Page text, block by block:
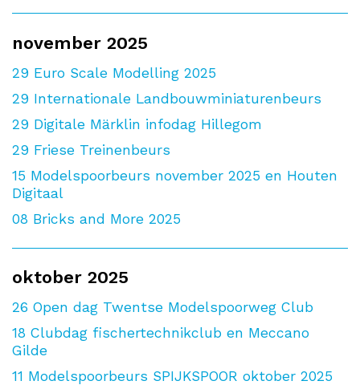
november 2025
29 Euro Scale Modelling 2025
29 Internationale Landbouwminiaturenbeurs
29 Digitale Märklin infodag Hillegom
29 Friese Treinenbeurs
15 Modelspoorbeurs november 2025 en Houten
Digitaal
08 Bricks and More 2025
oktober 2025
26 Open dag Twentse Modelspoorweg Club
18 Clubdag fischertechnikclub en Meccano
Gilde
11 Modelspoorbeurs SPIJKSPOOR oktober 2025